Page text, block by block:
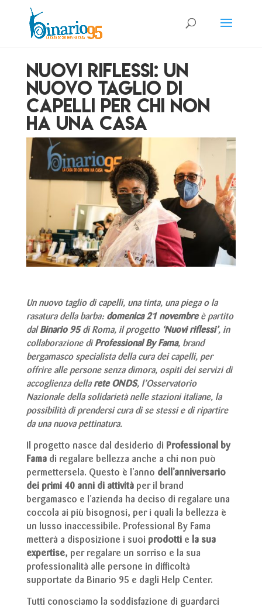
Nuovi Riflessi: un
nuovo taglio di
capelli per chi non
ha una casa
Un nuovo taglio di capelli, una tinta, una piega o la
rasatura della barba: domenica 21 novembreè partito
dalBinario 95 di Roma, il progetto ‘Nuovi riflessi’, in
collaborazione di Professional By Fama, brand
bergamasco specialista della cura dei capelli, per
offrire alle persone senza dimora, ospiti dei servizi di
accoglienza della rete ONDS, l’Osservatorio
Nazionale della solidarietà nelle stazioni italiane, la
possibilità di prendersi cura di se stessi e di ripartire
da una nuova pettinatura.
Il progetto nasce dal desiderio di Professional by
Famadi regalare bellezza anche a chi non può
permettersela. Questo è l’anno dell’anniversario
dei primi 40 anni di attivitàper il brand
bergamasco e l’azienda ha deciso di regalare una
coccola ai più bisognosi, per i quali la bellezza è
un lusso inaccessibile. Professional By Fama
metterà a disposizione i suoi prodottie
la sua
expertise, per regalare un sorriso e la sua
professionalità alle persone in difficoltà
supportate da Binario 95 e dagli Help Center.
Tutti conosciamo la soddisfazione di guardarci